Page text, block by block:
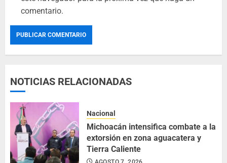
comentario.
NOTICIAS RELACIONADAS
Nacional
Michoacán intensifica combate a la
extorsión en zona aguacatera y
Tierra Caliente